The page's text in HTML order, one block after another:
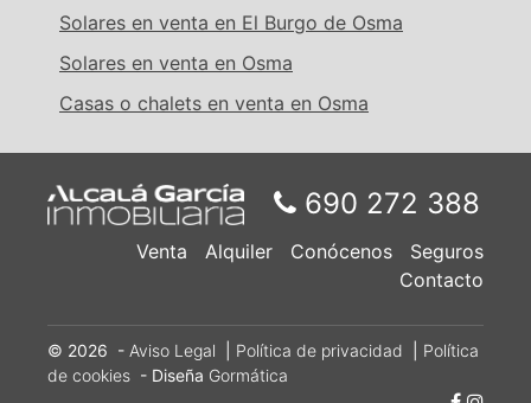
Solares en venta en El Burgo de Osma
Solares en venta en Osma
Casas o chalets en venta en Osma
690 272 388
Venta Alquiler Conócenos
Seguros
Contacto
© 2026 - Aviso Legal Política de privacidad
Política
de cookies - Diseña Gormática